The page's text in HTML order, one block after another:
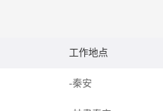
工作地点
-秦安